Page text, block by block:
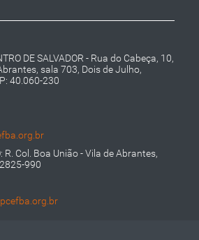
DE SALVADOR - Rua do Cabeça, 10,
sala 703, Dois de Julho,
40.060-230
R. Col. Boa União - Vila de Abrantes,
990